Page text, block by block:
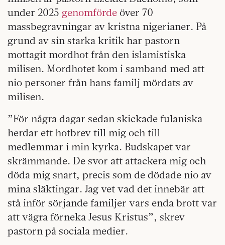
under 2025 genomförde över 70
massbegravningar av kristna nigerianer. På
grund av sin starka kritik har pastorn
mottagit mordhot från den islamistiska
milisen. Mordhotet kom i samband med att
nio personer från hans familj mördats av
milisen.
”För några dagar sedan skickade fulaniska
herdar ett hotbrev till mig och till
medlemmar i min kyrka. Budskapet var
skrämmande. De svor att attackera mig och
döda mig snart, precis som de dödade nio av
mina släktingar. Jag vet vad det innebär att
stå inför sörjande familjer vars enda brott var
att vägra förneka Jesus Kristus”, skrev
pastorn på sociala medier.